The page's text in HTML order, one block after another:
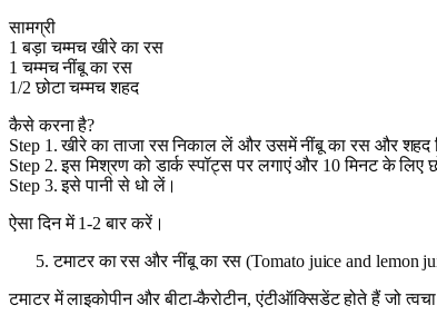
सामग्री
1 बड़ा चम्मच खीरे का रस
1 चम्मच नींबू का रस
1/2 छोटा चम्मच शहद
कैसे करना है?
Step 1. खीरे का ताजा रस निकाल लें और उसमें नींबू का रस और शहद
Step 2. इस मिश्रण को डार्क स्पॉट्स पर लगाएं और 10 मिनट के लिए
Step 3. इसे पानी से धो लें।
ऐसा दिन में 1-2 बार करें।
टमाटर का रस और नींबू का रस (Tomato juice and lemon
टमाटर में लाइकोपीन और बीटा-कैरोटीन, एंटीऑक्सिडेंट होते हैं जो